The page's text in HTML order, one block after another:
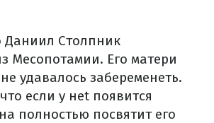
Даниил Столпник
Месопотамии. Его матери
удавалось забеременеть.
если у неt появится
полностью посвятит его